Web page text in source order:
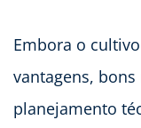
Embora o
vantagens,
planejamento